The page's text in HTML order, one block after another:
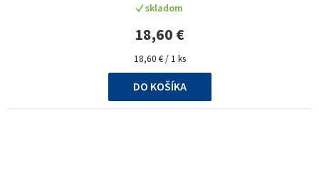
skladom
18,60 €
Jednotková
cena:
18,60 € / 1 ks
DO KOŠÍKA